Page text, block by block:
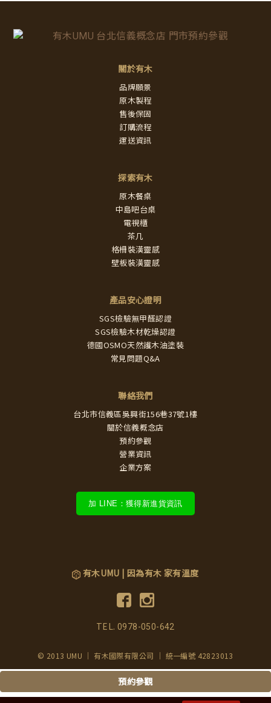
關於有木
品牌願景
原木製程
售後保固
訂購流程
運送資訊
探索有木
原木餐桌
中島吧台桌
電視櫃
茶几
格柵裝潢靈感
壁板裝潢靈感
產品安心證明
SGS檢驗無甲醛認證
SGS檢驗木材乾燥認證
德國OSMO天然護木油塗裝
常見問題Q&A
聯絡我們
台北市信義區吳興街156巷37號1樓
關於信義概念店
預約參觀
營業資訊
企業方案
加 LINE：獲得新進貨資訊
有木UMU | 因為有木 家有溫度
TEL.0978-050-642
© 2013 UMU ｜ 有木國際有限公司 ｜ 統一編號 42823013
預約參觀